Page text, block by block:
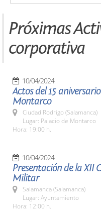
Próximas
corporativa
10/04/2024
Actos del 15
Montarco
Ciudad Rodrigo (Salamanca)
Lugar: Palacio de Montarco
Hora: 19:00 h.
10/04/2024
Presentación de la XII
Militar
Salamanca (Salamanca)
Lugar: Ayuntamiento
Hora: 12:00 h.